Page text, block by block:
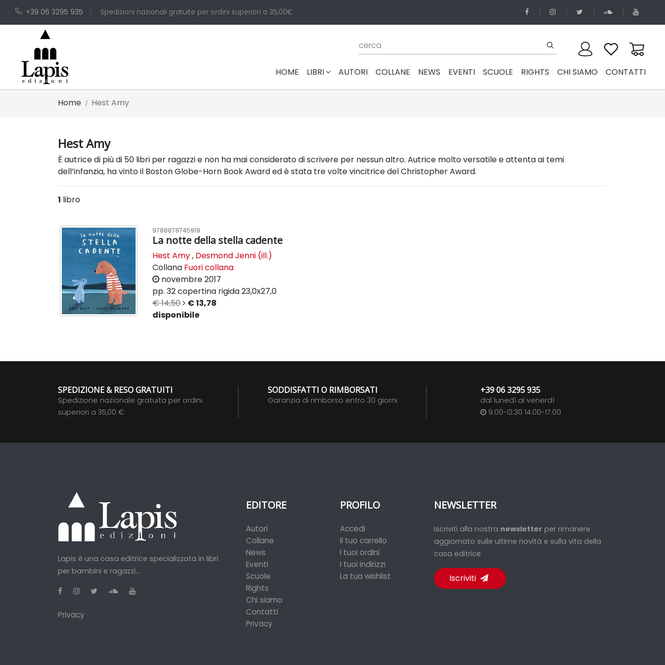
+39 06 3295 935 Spedizioni nazionali gratuite per ordini superiori a 35,00€
HOME (CURRENT)
LIBRI AUTORI COLLANE NEWS EVENTI SCUOLE RIGHTS CHI SIAMO CONTATTI
Home Hest Amy
Hest Amy
È autrice di più di 50 libri per ragazzi e non ha mai considerato di scrivere per nessun altro. Autrice molto versatile e attenta ai temi
dell’infanzia, ha vinto il Boston Globe-Horn Book Award ed è stata tre volte vincitrice del Christopher Award.
1 libro
9788878745919
La notte della stella cadente
Hest Amy, Desmond Jenni (ill.)
Collana Fuori collana
novembre 2017
pp. 32copertina rigida23,0x27,0
€ 14,50
€ 13,78
disponibile
SPEDIZIONE & RESO GRATUITI
Spedizione nazionale gratuita per ordini
superiori a 35,00 €
SODDISFATTI O RIMBORSATI
Garanzia di rimborso entro 30 giorni
+39 06 3295 935
dal lunedì al venerdì
9:00-12:30 14:00-17:00
Lapis è una casa editrice specializzata in libri
per bambini e ragazzi...
Privacy
EDITORE
Autori
Collane
News
Eventi
Scuole
Rights
Chi siamo
Contatti
Privacy
PROFILO
Accedi
Il tuo carrello
I tuoi ordini
I tuoi indirizzi
La tua wishlist
NEWSLETTER
Iscriviti alla nostra newsletter per rimanere
aggiornato sulle ultime novità e sulla vita della
casa editrice
Iscriviti